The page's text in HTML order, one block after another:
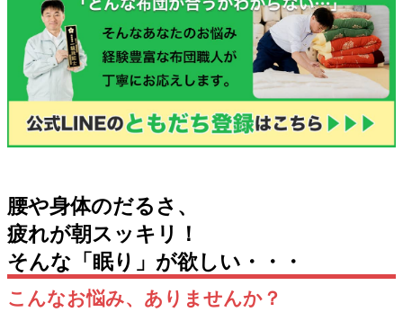
腰や身体のだるさ、
疲れが朝スッキリ！
そんな「眠り」が欲しい・・・
こんなお悩み、ありませんか？